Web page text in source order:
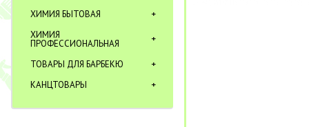
ХИМИЯ БЫТОВАЯ
ХИМИЯ
ПРОФЕССИОНАЛЬНАЯ
ТОВАРЫ ДЛЯ БАРБЕКЮ
КАНЦТОВАРЫ